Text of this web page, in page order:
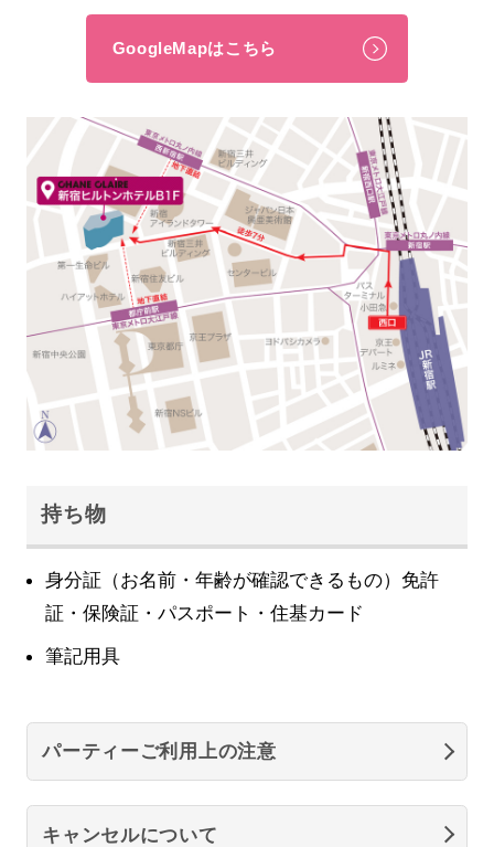
GoogleMapはこちら
持ち物
身分証（お名前・年齢が確認できるもの）免許
証・保険証・パスポート・住基カード
筆記用具
パーティーご利用上の注意
キャンセルについて